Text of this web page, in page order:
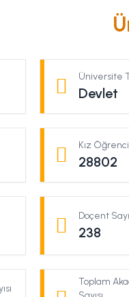
Üniversite
Devlet
Kız Öğrenci
28802
Doçent
238
Toplam